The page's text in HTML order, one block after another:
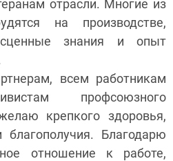
отрасли. Многие из
на производстве,
знания и опыт
всем работникам
профсоюзного
крепкого здоровья,
Благодарю
отношение к работе,